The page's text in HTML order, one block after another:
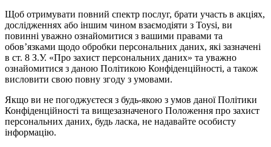
Щоб отримувати повний спектр послуг, брати участь в акціях,
дослідженнях або іншим чином взаємодіяти з Toysi, ви
повинні уважно ознайомитися з вашими правами та
обов’язками щодо обробки персональних даних, які зазначені
в ст. 8 З.У. «Про захист персональних даних» та уважно
ознайомитися з даною Політикою Конфіденційності, а також
висловити свою повну згоду з умовами.
Якщо ви не погоджуєтеся з будь-якою з умов даної Політики
Конфіденційності та вищезазначеного Положення про захист
персональних даних, будь ласка, не надавайте особисту
інформацію.